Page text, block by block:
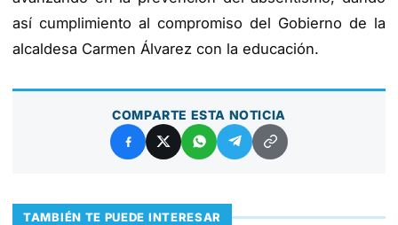
así cumplimiento al compromiso del Gobierno de la
alcaldesa Carmen Álvarez con la educación.
COMPARTE ESTA NOTICIA
TAMBIÉN TE PUEDE INTERESAR